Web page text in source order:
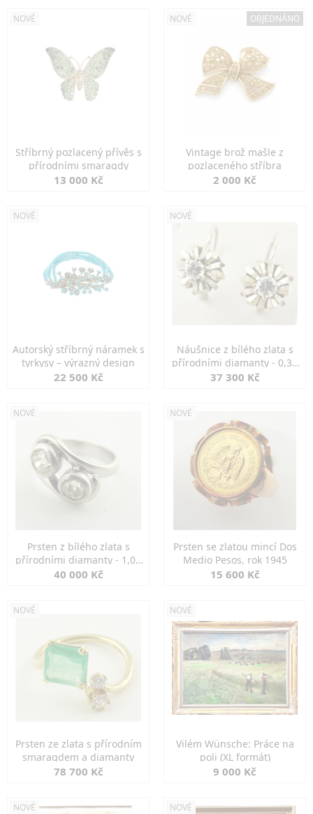
NOVÉ
Stříbrný pozlacený přívěs s
přírodními smaragdy
13 000 Kč
NOVÉ OBJEDNÁNO
Vintage brož mašle z
pozlaceného stříbra
2 000 Kč
NOVÉ
Autorský stříbrný náramek s
tyrkysy – výrazný design
22 500 Kč
NOVÉ
Náušnice z bílého zlata s
přírodními diamanty - 0,30
ct
37 300 Kč
NOVÉ
Prsten z bílého zlata s
přírodními diamanty - 1,00
ct
40 000 Kč
NOVÉ
Prsten se zlatou mincí Dos
Medio Pesos, rok 1945
15 600 Kč
NOVÉ
Prsten ze zlata s přírodním
smaragdem a diamanty
78 700 Kč
NOVÉ
Vilém Wünsche: Práce na
poli (XL formát)
9 000 Kč
NOVÉ NOVÉ